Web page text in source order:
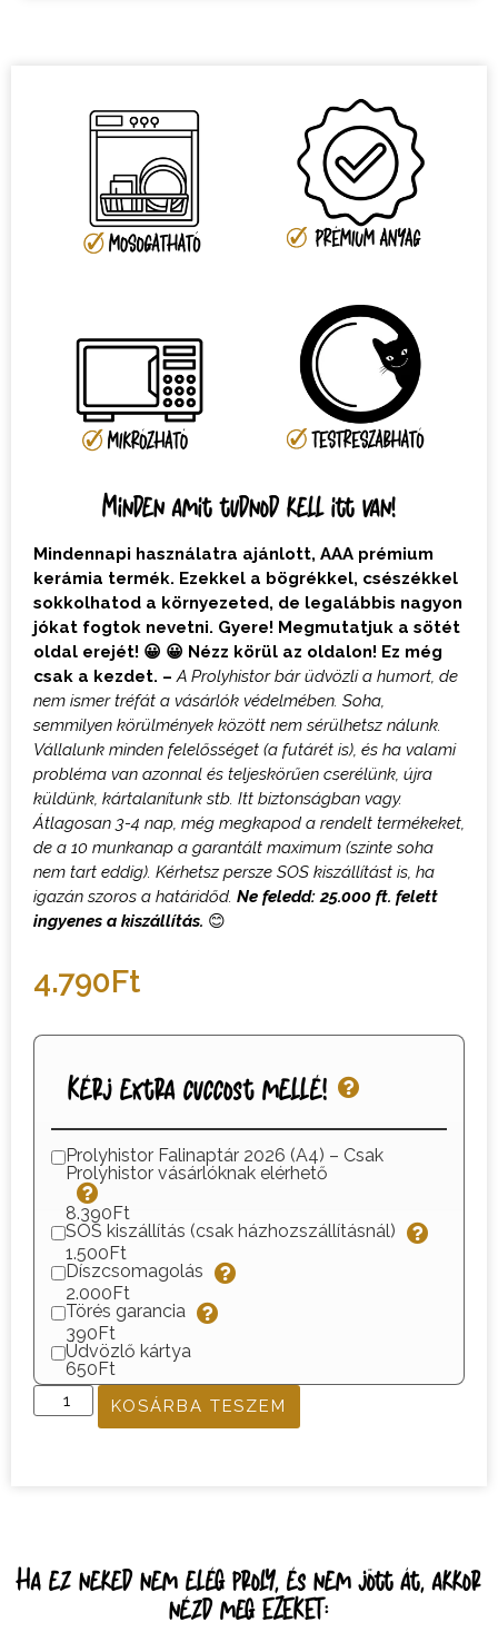
Minden amit tudnod kell itt van!
Mindennapi használatra ajánlott, AAA prémium
kerámia termék. Ezekkel a bögrékkel, csészékkel
sokkolhatod a környezeted, de legalábbis nagyon
jókat fogtok nevetni. Gyere! Megmutatjuk a sötét
oldal erejét! 😀 😀 Nézz körül az oldalon! Ez még
csak a kezdet. –A Prolyhistor bár üdvözli a humort, de
nem ismer tréfát a vásárlók védelmében. Soha,
semmilyen körülmények között nem sérülhetsz nálunk.
Vállalunk minden felelősséget (a futárét is), és ha valami
probléma van azonnal és teljeskörűen cserélünk, újra
küldünk, kártalanítunk stb. Itt biztonságban vagy.
Átlagosan 3-4 nap, még megkapod a rendelt termékeket,
de a 10 munkanap a garantált maximum (szinte soha
nem tart eddig). Kérhetsz persze SOS kiszállítást is, ha
igazán szoros a határidőd. Ne feledd: 25.000 ft. felett
ingyenes a kiszállítás. 😊
4.790Ft
Kérj extra cuccost mellé!
Prolyhistor Falinaptár 2026 (A4) – Csak
Prolyhistor vásárlóknak elérhető
8.390Ft
SOS kiszállítás (csak házhozszállításnál)
1.500Ft
Díszcsomagolás
2.000Ft
Törés garancia
390Ft
Üdvözlő kártya
650Ft
KOSÁRBA TESZEM
Ha ez neked nem elég proly, és nem jött át, akkor
nézd meg EZEKET: